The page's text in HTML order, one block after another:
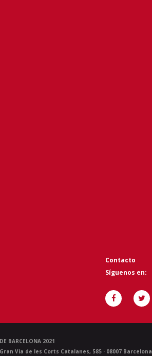
Contacto
Síguenos en:
BARCELONA 2021
Via de les Corts Catalanes, 585 · 08007 Barcelona